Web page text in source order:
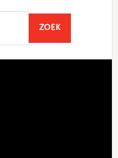
ZOEKSEARCH